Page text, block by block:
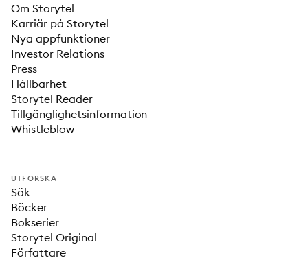
Om Storytel
Karriär på Storytel
Nya appfunktioner
Investor Relations
Press
Hållbarhet
Storytel Reader
Tillgänglighetsinformation
Whistleblow
UTFORSKA
Sök
Böcker
Bokserier
Storytel Original
Författare